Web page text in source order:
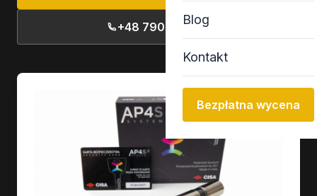
Blog
Kontakt
Bezpłatna wycena
+48 790 77 13 13